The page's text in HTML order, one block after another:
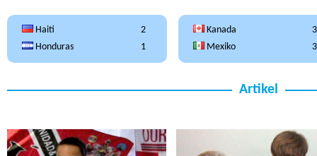
Haiti
2
Honduras
1
Kanada
3
Mexiko
3
Artikel